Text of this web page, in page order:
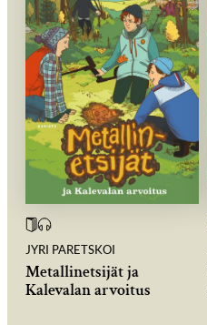
JYRI PARETSKOI
Metallinetsijät ja
Kalevalan arvoitus